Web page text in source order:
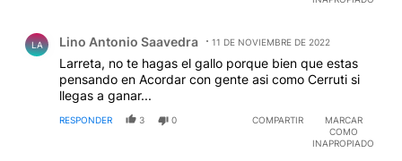
LA Lino Antonio Saavedra 11 DE NOVIEMBRE DE 2022
Larreta, no te hagas el gallo porque bien que estas
pensando en Acordar con gente asi como Cerruti si
llegas a ganar...
RESPONDER 3 0 COMPARTIR
MARCAR
COMO
INAPROPIADO